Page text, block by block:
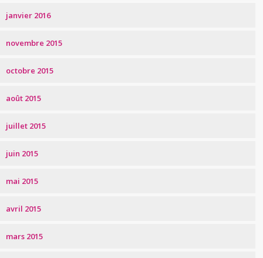
janvier 2016
novembre 2015
octobre 2015
août 2015
juillet 2015
juin 2015
mai 2015
avril 2015
mars 2015